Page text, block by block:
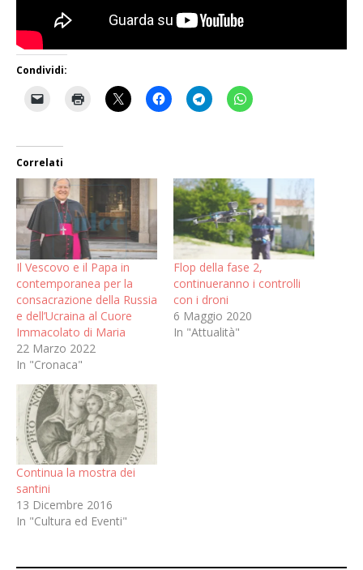
Condividi:
Correlati
Il Vescovo e il Papa in
contemporanea per la
consacrazione della Russia
e dell’Ucraina al Cuore
Immacolato di Maria
22 Marzo 2022
In "Cronaca"
Flop della fase 2,
continueranno i controlli
con i droni
6 Maggio 2020
In "Attualità"
Continua la mostra dei
santini
13 Dicembre 2016
In "Cultura ed Eventi"